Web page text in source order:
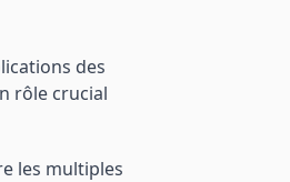
des
rôle crucial
les multiples